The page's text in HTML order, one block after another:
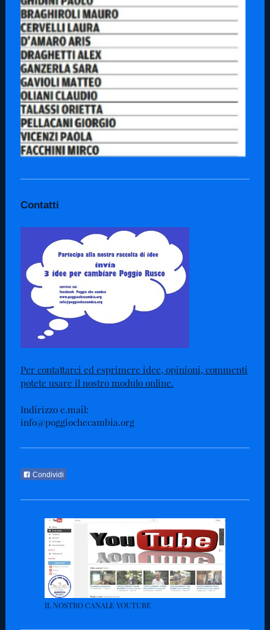
Contatti
Per contattarci ed esprimere idee, opinioni, commenti
potete usare il nostro modulo online.
Indirizzo e.mail:
info@poggiochecambia.org
Condividi
IL NOSTRO CANALE YOUTUBE